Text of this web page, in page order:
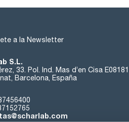
a la Newsletter
S.L.
33. Pol. Ind. Mas d’en Cisa E08181
Barcelona, España